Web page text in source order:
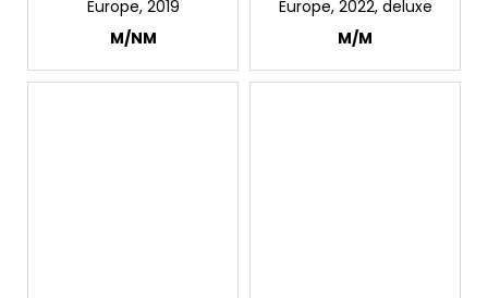
Europe, 2019
M/NM
Europe, 2022, deluxe
M/M